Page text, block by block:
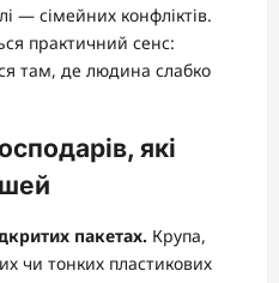
— сімейних конфліктів.
практичний сенс:
там, де людина слабко
які
пакетах. Крупа,
чи тонких пластикових